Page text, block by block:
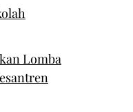
Lomba